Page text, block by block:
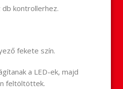
kontrollerhez.
fekete szín.
a LED-ek, majd
feltöltöttek.